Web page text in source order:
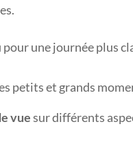
une journée plus
petits et grands
vuesur différents